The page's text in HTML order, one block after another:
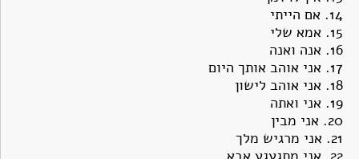
14. אם הייתי
15. אמא שלי
16. אנה ואנה
17. אני אוהב אותך היום
18. אני אוהב לישון
19. אני ואתה
20. אני מבין
21. אני מרגיש מלך